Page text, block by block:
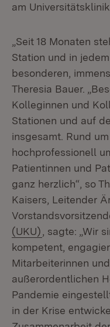
am
„Seit 18 Monaten
Station und in
besonderen,
Theresia Bauer.
Kolleginnen und
Stationen und auf
insgesamt. Rund
hochprofessionell
Patientinnen und
ganz herzlich“, so
Kaisers, Leitender
(UKU) (Öffnet in
, sagte: „Wir
kompetent,
Mitarbeiterinnen
außerordentlichen
Pandemie
in der Krise